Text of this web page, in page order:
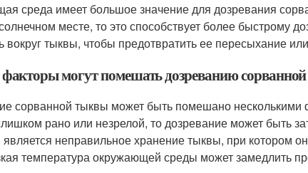
среда имеет большое значение для дозревания
месте, то это способствует более быстрому
вокруг тыквы, чтобы предотвратить ее пересыхание
могут помешать дозреванию
сорванной тыквы может быть помешано
рано или незрелой, то дозревание может быть
неправильное хранение тыквы, при котором
температура окружающей среды может замедлить